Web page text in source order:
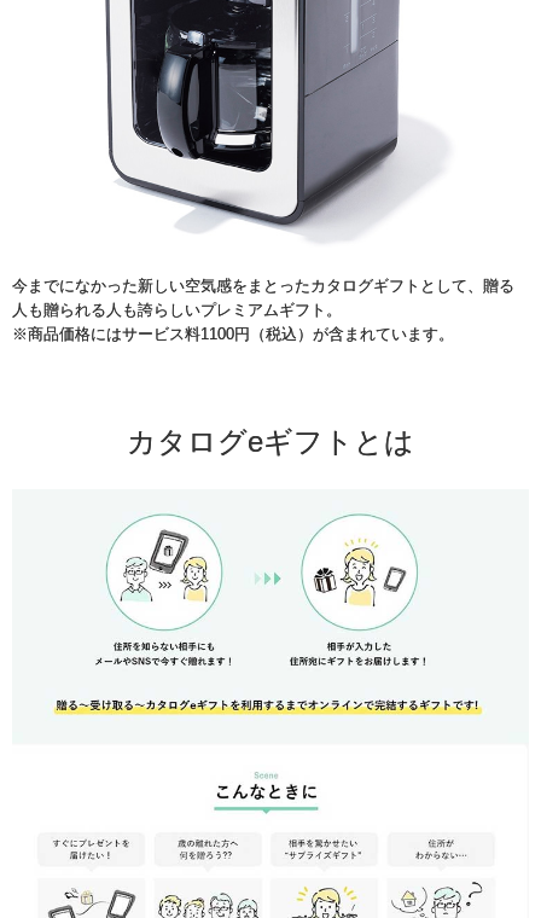
今までになかった新しい空気感をまとったカタログギフトとして、贈る
人も贈られる人も誇らしいプレミアムギフト。
※商品価格にはサービス料1100円（税込）が含まれています。
カタログeギフトとは